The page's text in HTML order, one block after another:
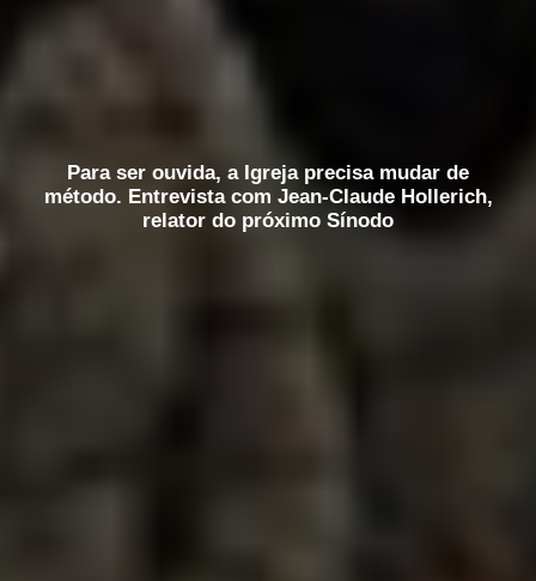
Para ser ouvida, a Igreja precisa mudar de
método. Entrevista com Jean-Claude Hollerich,
relator do próximo Sínodo